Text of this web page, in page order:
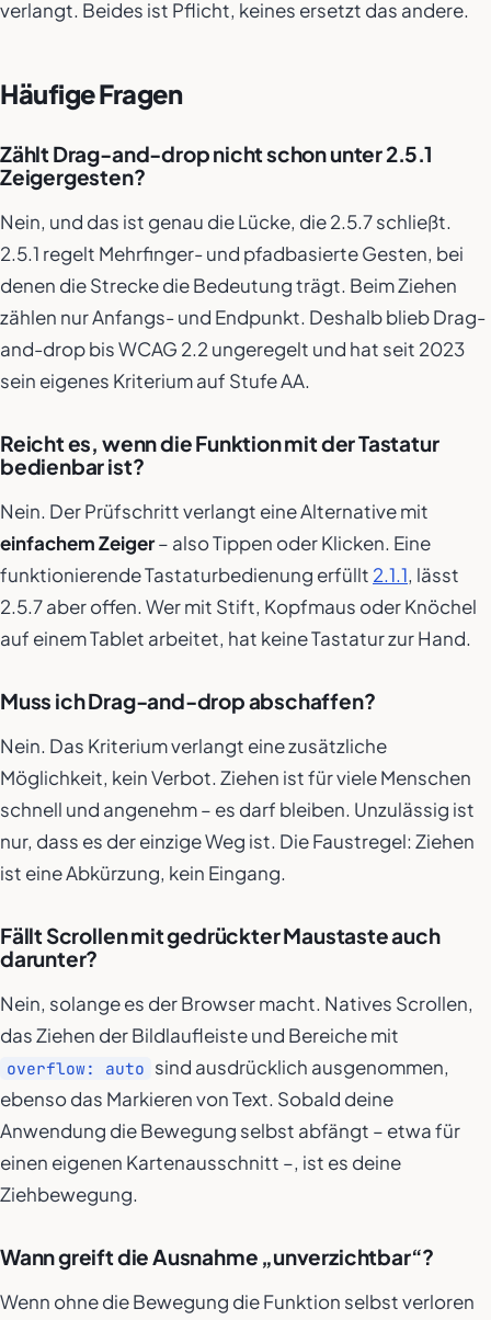
verlangt. Beides ist Pflicht, keines ersetzt das andere.
Häufige Fragen
Zählt Drag-and-drop nicht schon unter 2.5.1
Zeigergesten?
Nein, und das ist genau die Lücke, die 2.5.7 schließt.
2.5.1 regelt Mehrfinger- und pfadbasierte Gesten, bei
denen die Strecke die Bedeutung trägt. Beim Ziehen
zählen nur Anfangs- und Endpunkt. Deshalb blieb Drag-
and-drop bis WCAG 2.2 ungeregelt und hat seit 2023
sein eigenes Kriterium auf Stufe AA.
Reicht es, wenn die Funktion mit der Tastatur
bedienbar ist?
Nein. Der Prüfschritt verlangt eine Alternative mit
einfachem Zeiger– also Tippen oder Klicken. Eine
funktionierende Tastaturbedienung erfüllt 2.1.1, lässt
2.5.7 aber offen. Wer mit Stift, Kopfmaus oder Knöchel
auf einem Tablet arbeitet, hat keine Tastatur zur Hand.
Muss ich Drag-and-drop abschaffen?
Nein. Das Kriterium verlangt eine zusätzliche
Möglichkeit, kein Verbot. Ziehen ist für viele Menschen
schnell und angenehm – es darf bleiben. Unzulässig ist
nur, dass es der einzige Weg ist. Die Faustregel: Ziehen
ist eine Abkürzung, kein Eingang.
Fällt Scrollen mit gedrückter Maustaste auch
darunter?
Nein, solange es der Browser macht. Natives Scrollen,
das Ziehen der Bildlaufleiste und Bereiche mit
overflow: auto sind ausdrücklich ausgenommen,
ebenso das Markieren von Text. Sobald deine
Anwendung die Bewegung selbst abfängt – etwa für
einen eigenen Kartenausschnitt –, ist es deine
Ziehbewegung.
Wann greift die Ausnahme „unverzichtbar“?
Wenn ohne die Bewegung die Funktion selbst verloren